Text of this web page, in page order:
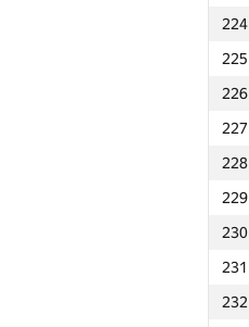
224
225
226
227
228
229
230
231
232
201
202
203
204
205
206
207
208
209